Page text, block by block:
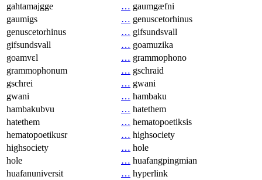
gahtamajgge
… gaumgæfni
gaumigs
… genuscetorhinus
genuscetorhinus
… gifsundsvall
gifsundsvall
… goamuzika
goamvɛl
… grammophono
grammophonum
… gschraid
gschrei
… gwani
gwani
… hambaku
hambakubvu
… hatethem
hatethem
… hematopoetiksis
hematopoetikusr
… highsociety
highsociety
… hole
hole
… huafangpingmian
huafanuniversit
… hyperlink